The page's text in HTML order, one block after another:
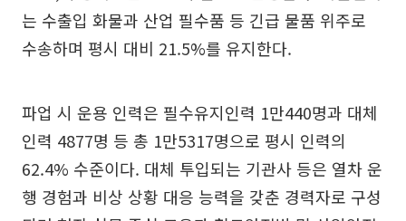
는 수출입 화물과 산업 필수품 등 긴급 물품 위주로
수송하며 평시 대비 21.5%를 유지한다.
파업 시 운용 인력은 필수유지인력 1만440명과 대체
인력 4877명 등 총 1만5317명으로 평시 인력의
62.4% 수준이다. 대체 투입되는 기관사 등은 열차 운
행 경험과 비상 상황 대응 능력을 갖춘 경력자로 구성